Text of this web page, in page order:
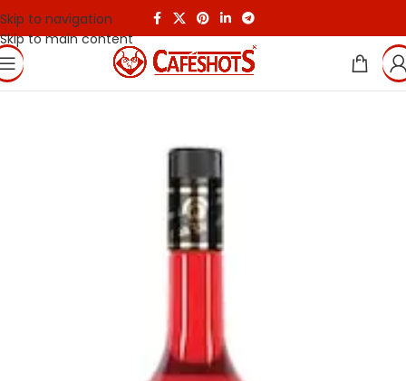
Skip to navigation
Skip to main content